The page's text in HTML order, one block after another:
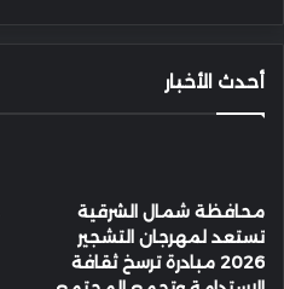
أحدث الأخبار
محافظة شمال الشرقية
تستعد لمهرجان التشجير
2026 مبادرة ترسخ ثقافة